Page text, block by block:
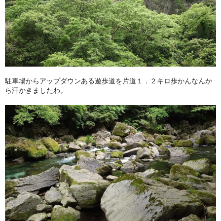
駐車場からアップダウンある遊歩道を片道１．２キロ歩かんなんか
ら汗かきましたわ。